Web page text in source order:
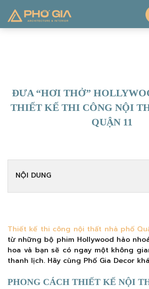
ĐƯA “HƠI THỞ”
THIẾT KẾ THI CÔNG NỘI
QUẬN 11
NỘI DUNG
Thiết kế thi công nội thất nhà phố
từ những bộ phim Hollywood hào
hoa và bạn sẽ có ngay một không
thanh lịch. Hãy cùng Phố Gia Decor
PHONG CÁCH THIẾT KẾ NỘI